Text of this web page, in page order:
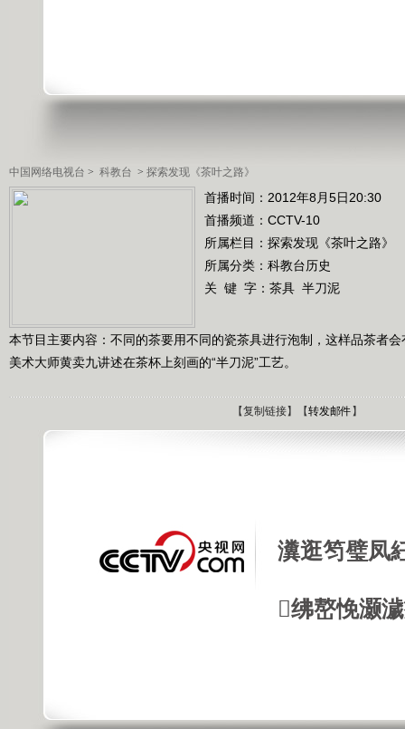
中国网络电视台 > 科教台 > 探索发现《茶叶之路》
首播时间：2012年8月5日20:30
首播频道： CCTV-10
所属栏目： 探索发现《茶叶之路》
所属分类：科教台历史
关 键 字： 茶具 半刀泥
本节目主要内容：不同的茶要用不同的瓷茶具进行泡制，这样品茶者
美术大师黄卖九讲述在茶杯上刻画的“半刀泥”工艺。
【复制链接】【转发邮件 】
瀵逛笉璧凤
绋嶅悗灏